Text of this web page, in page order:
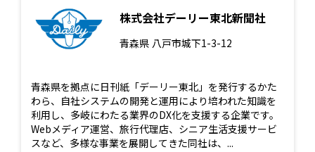
株式会社デーリー東北新聞社
青森県 八戸市城下1-3-12
青森県を拠点に日刊紙「デーリー東北」を発行するかた
わら、自社システムの開発と運用により培われた知識を
利用し、多岐にわたる業界のDX化を支援する企業です。
Webメディア運営、旅行代理店、シニア生活支援サービ
スなど、多様な事業を展開してきた同社は、...